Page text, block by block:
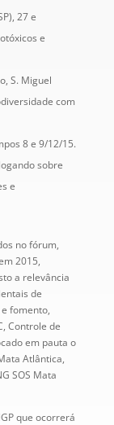
27 e
e
S. Miguel
com
8 e 9/12/15.
sobre
e
no fórum,
2015,
a relevância
de
fomento,
Controle de
em pauta o
Atlântica,
SOS Mata
que ocorrerá